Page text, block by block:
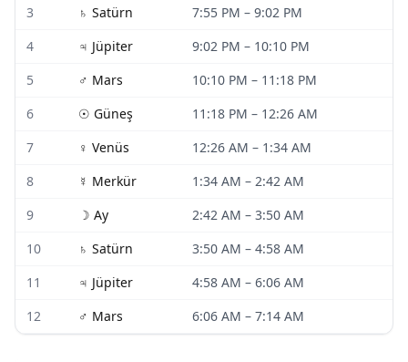
3 ♄ Satürn 7:55 PM – 9:02 PM
4
♃ Jüpiter 9:02 PM – 10:10 PM
5
♂ Mars 10:10 PM – 11:18 PM
6
☉ Güneş 11:18 PM – 12:26 AM
7
♀ Venüs 12:26 AM – 1:34 AM
8
☿ Merkür 1:34 AM – 2:42 AM
9
☽ Ay 2:42 AM – 3:50 AM
10
♄ Satürn 3:50 AM – 4:58 AM
11
♃ Jüpiter 4:58 AM – 6:06 AM
12
♂ Mars 6:06 AM – 7:14 AM